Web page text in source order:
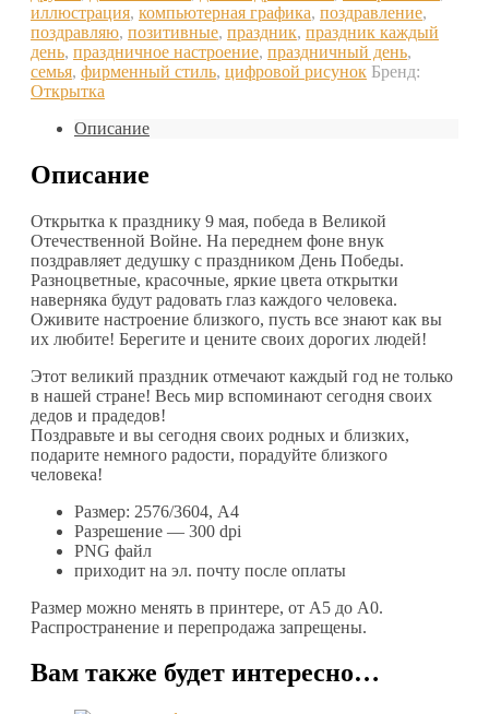
иллюстрация, компьютерная графика, поздравление,
поздравляю, позитивные, праздник, праздник каждый
день, праздничное настроение, праздничный день,
семья, фирменный стиль, цифровой рисунок Бренд:
Открытка
Описание
Описание
Открытка к празднику 9 мая, победа в Великой
Отечественной Войне. На переднем фоне внук
поздравляет дедушку с праздником День Победы.
Разноцветные, красочные, яркие цвета открытки
наверняка будут радовать глаз каждого человека.
Оживите настроение близкого, пусть все знают как вы
их любите! Берегите и цените своих дорогих людей!
Этот великий праздник отмечают каждый год не только
в нашей стране! Весь мир вспоминают сегодня своих
дедов и прадедов!
Поздравьте и вы сегодня своих родных и близких,
подарите немного радости, порадуйте близкого
человека!
Размер: 2576/3604, А4
Разрешение — 300 dpi
PNG файл
приходит на эл. почту после оплаты
Размер можно менять в принтере, от А5 до А0.
Распространение и перепродажа запрещены.
Вам также будет интересно…